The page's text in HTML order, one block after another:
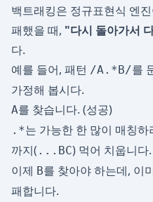
백트래킹은 정규표현식 엔
패했을 때, "다시 돌아가서
다.
예를 들어, 패턴 /A.*B/를
가정해 봅시다.
A를 찾습니다. (성공)
.*는 가능한 한 많이 매칭
까지( ...BC) 먹어 치웁니다.
이제 B를 찾아야 하는데, 이
패합니다.